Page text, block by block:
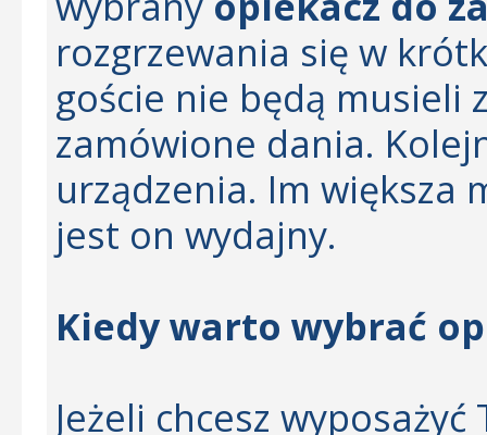
rozgrzewania się w
goście nie będą musieli
zamówione dania.
urządzenia. Im większa
jest on wydajny.
Kiedy warto wybrać
Jeżeli chcesz